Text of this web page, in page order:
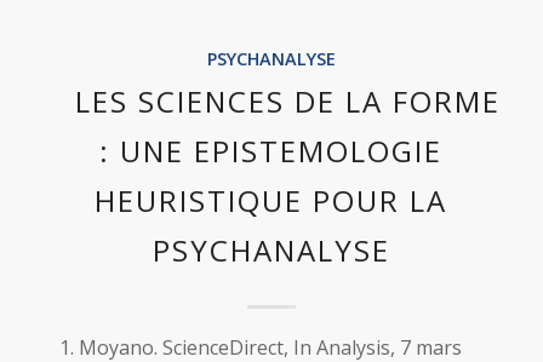
PSYCHANALYSE
LES SCIENCES DE LA FORME
: UNE EPISTEMOLOGIE
HEURISTIQUE POUR LA
PSYCHANALYSE
Moyano. ScienceDirect, In Analysis, 7 mars